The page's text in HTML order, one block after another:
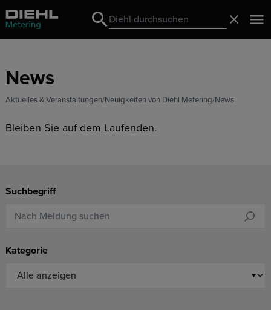
Search
Search
News
Aktuelles & Veranstaltungen Neuigkeiten von Diehl Metering News
Bleiben Sie auf dem Laufenden.
Suchbegriff
Kategorie